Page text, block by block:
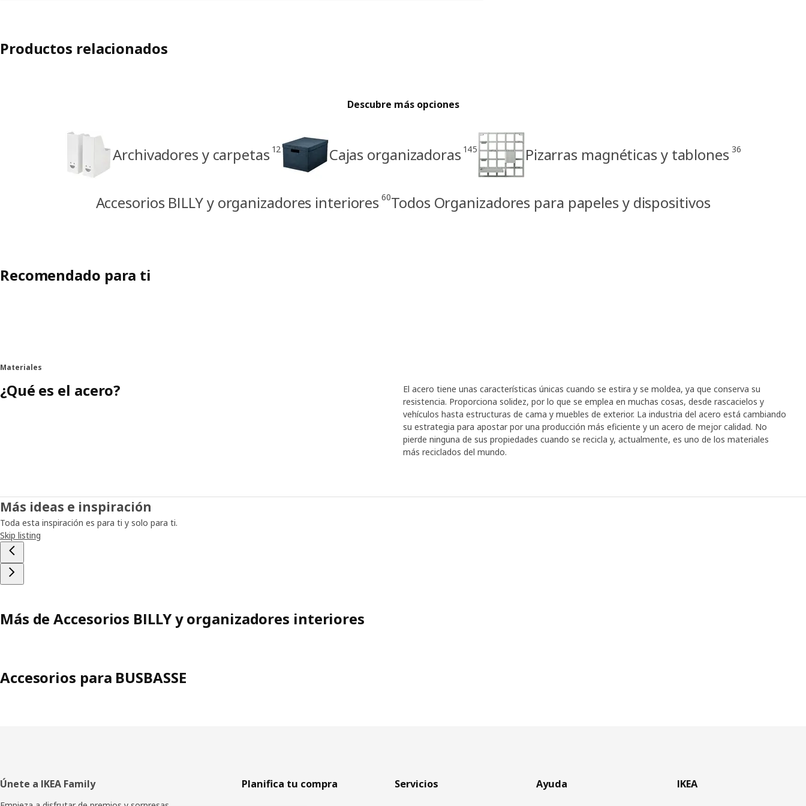
Productos relacionados
Descubre más opciones
Archivadores y carpetas 12 Cajas organizadoras 145 Pizarras magnéticas y tablones 36
Accesorios BILLY y organizadores interiores 60Todos Organizadores para papeles y dispositivos
Recomendado para ti
Materiales
¿Qué es el acero?
El acero tiene unas características únicas cuando se estira y se moldea, ya que conserva su
resistencia. Proporciona solidez, por lo que se emplea en muchas cosas, desde rascacielos y
vehículos hasta estructuras de cama y muebles de exterior. La industria del acero está cambiando
su estrategia para apostar por una producción más eficiente y un acero de mejor calidad. No
pierde ninguna de sus propiedades cuando se recicla y, actualmente, es uno de los materiales
más reciclados del mundo.
Más ideas e inspiración
Toda esta inspiración es para ti y solo para ti.
Skip listing
Más de Accesorios BILLY y organizadores interiores
Accesorios para BUSBASSE
Pie
Únete a IKEA Family Planifica tu compra Servicios Ayuda IKEA